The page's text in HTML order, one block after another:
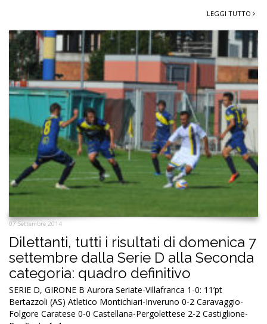
LEGGI TUTTO
07 Settembre 2014
Dilettanti, tutti i risultati di domenica 7
settembre dalla Serie D alla Seconda
categoria: quadro definitivo
SERIE D, GIRONE B Aurora Seriate-Villafranca 1-0: 11’pt
Bertazzoli (AS) Atletico Montichiari-Inveruno 0-2 Caravaggio-
Folgore Caratese 0-0 Castellana-Pergolettese 2-2 Castiglione-